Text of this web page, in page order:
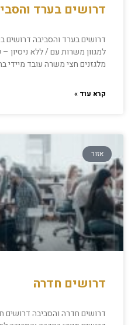
דרושים בערד
דרושים בערד והסביבה דרושים
למגוון משרות עם / ללא ניסיון
מלגזנים חצי משרה עובד מיידי
קרא עוד »
אזור
דרושים חדרה
דרושים חדרה והסביבה דרושים